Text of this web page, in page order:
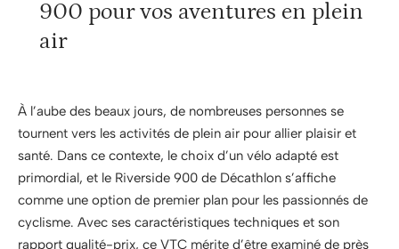
900 pour vos aventures en plein
air
À l’aube des beaux jours, de nombreuses personnes se
tournent vers les activités de plein air pour allier plaisir et
santé. Dans ce contexte, le choix d’un vélo adapté est
primordial, et le Riverside 900 de Décathlon s’affiche
comme une option de premier plan pour les passionnés de
cyclisme. Avec ses caractéristiques techniques et son
rapport qualité-prix, ce VTC mérite d’être examiné de près